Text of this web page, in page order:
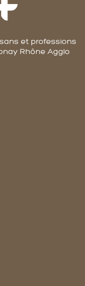
et professions
Rhône Agglo